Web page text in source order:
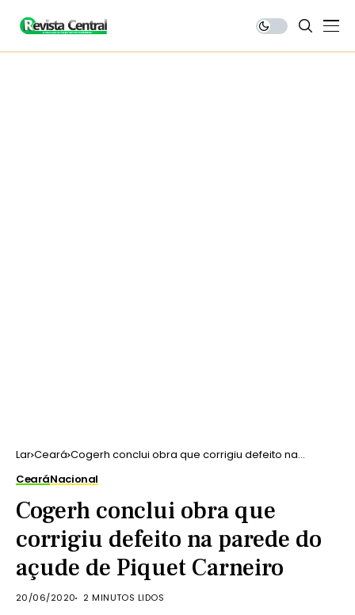
Lar Ceará Cogerh conclui obra que corrigiu defeito na
CearáNacional
Cogerh conclui obra que
corrigiu defeito na parede do
açude de Piquet Carneiro
20/06/2020 2 MINUTOS LIDOS